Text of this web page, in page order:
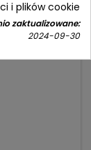
W
i plików cookie
zaktualizowane:
2024-09-30